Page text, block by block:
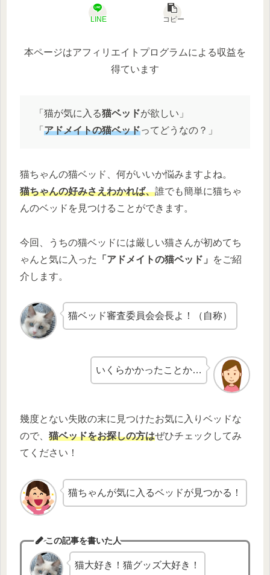
LINE コピー
本ページはアフィリエイトプログラムによる収益を
得ています
「猫が気に入る猫ベッドが欲しい」
「 アドメイトの猫ベッドってどうなの？」
猫ちゃんの猫ベッド、何がいいか悩みますよね。
猫ちゃんの好みさえわかれば、誰でも簡単に猫ちゃ
んのベッドを見つけることができます。
今回、うちの猫ベッドには厳しい猫さんが初めてち
ゃんと気に入った
「アドメイトの猫ベッド」
をご紹
介します。
猫ベッド審査委員会会長よ！（自称）
いくらかかったことか…
幾度とない失敗の末に見つけたお気に入りベッドな
ので、 猫ベッドをお探しの方はぜひチェックしてみ
てください！
猫ちゃんが気に入るベッドが見つかる！
この記事を書いた人
猫大好き！猫グッズ大好き！